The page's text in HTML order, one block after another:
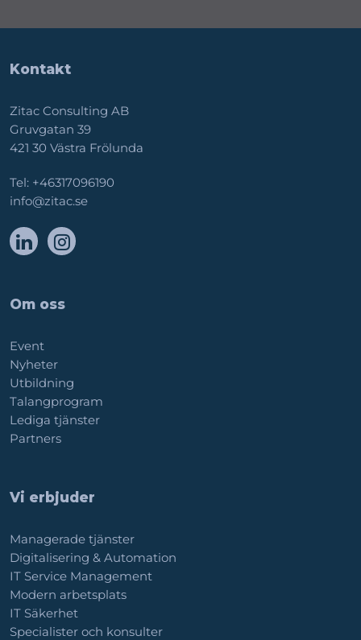
Kontakt
Zitac Consulting AB
Gruvgatan 39
421 30 Västra Frölunda
Tel: +46317096190
info@zitac.se
Om oss
Event
Nyheter
Utbildning
Talangprogram
Lediga tjänster
Partners
Vi erbjuder
Managerade tjänster
Digitalisering & Automation
IT Service Management
Modern arbetsplats
IT Säkerhet
Specialister och konsulter